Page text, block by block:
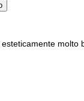
molto